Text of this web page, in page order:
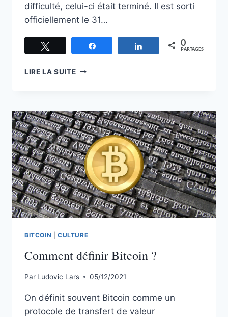
difficulté, celui-ci était terminé. Il est sorti
officiellement le 31…
Partagez 0
PARTAGES
LIRE LA SUITEL’ÉLÉGANCE
UN
OUVRAGE
SINGULIER
BITCOIN CULTURE
Comment définir Bitcoin ?
Par Ludovic Lars 05/12/2021
On définit souvent Bitcoin comme un
protocole de transfert de valeur